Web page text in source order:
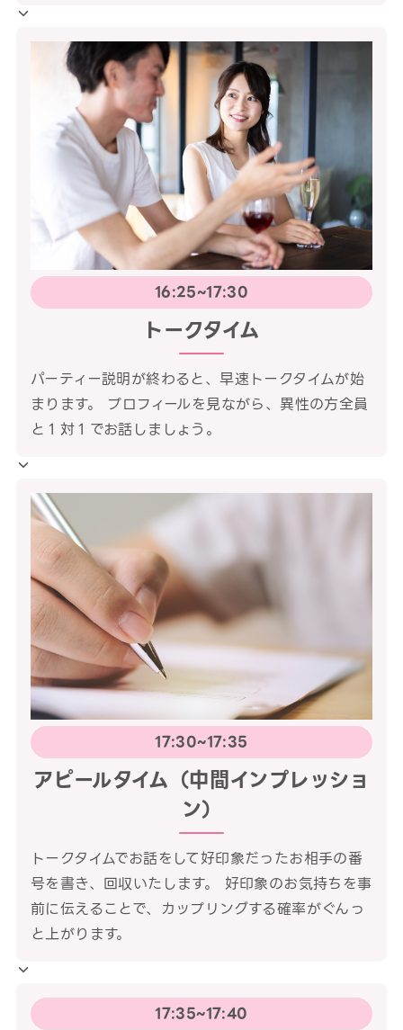
16:25~17:30
トークタイム
パーティー説明が終わると、早速トークタイムが始
まります。 プロフィールを見ながら、異性の方全員
と１対１でお話しましょう。
17:30~17:35
アピールタイム（中間インプレッショ
ン）
トークタイムでお話をして好印象だったお相手の番
号を書き、回収いたします。 好印象のお気持ちを事
前に伝えることで、カップリングする確率がぐんっ
と上がります。
17:35~17:40